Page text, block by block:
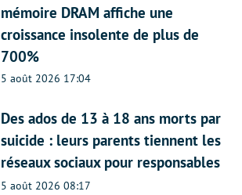
mémoire DRAM affiche une
croissance insolente de plus de
700%
5 août 2026 17:04
Des ados de 13 à 18 ans morts par
suicide : leurs parents tiennent les
réseaux sociaux pour responsables
5 août 2026 08:17